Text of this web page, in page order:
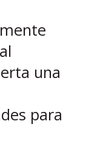
una
para